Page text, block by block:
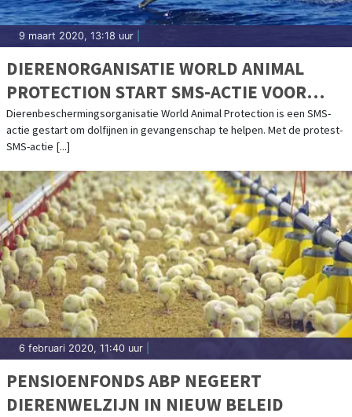
9 maart 2020, 13:18 uur
DIERENORGANISATIE WORLD ANIMAL
PROTECTION START SMS-ACTIE VOOR
DOLFIJNEN
Dierenbeschermingsorganisatie World Animal Protection is een SMS-
actie gestart om dolfijnen in gevangenschap te helpen. Met de protest-
SMS-actie [...]
6 februari 2020, 11:40 uur
PENSIOENFONDS ABP NEGEERT
DIERENWELZIJN IN NIEUW BELEID